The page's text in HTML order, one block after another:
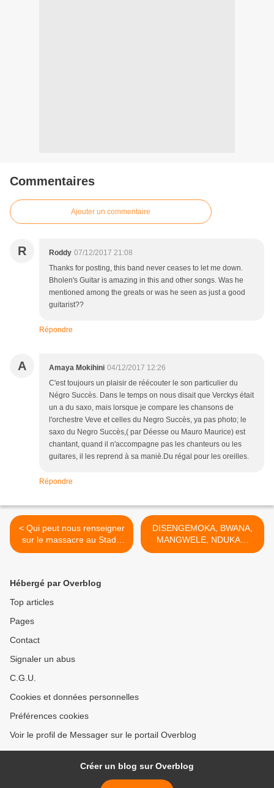
Commentaires
Ajouter un commentaire
R Roddy 07/12/2017 21:08
Thanks for posting, this band never ceases to let me down.
Bholen's Guitar is amazing in this and other songs. Was he
mentioned among the greats or was he seen as just a good
guitarist??
Répondre
A Amaya Mokihini 04/12/2017 12:26
C'est toujours un plaisir de réécouter le son particulier du
Négro Succès. Dans le temps on nous disait que Verckys était
un a du saxo, mais lorsque je compare les chansons de
l'orchestre Veve et celles du Negro Succès, ya pas photo; le
saxo du Negro Succès,( par Déesse ou Mauro Maurice) est
chantant, quand il n'accompagne pas les chanteurs ou les
guitares, il les reprend à sa maniè.Du régal pour les oreilles.
Répondre
< Qui peut nous renseigner
sur le massacre au Stade
de Mbuji-Mayi ?
DISENGEMOKA, BWANA,
MANGWELE, NDUKA…
CES VRAIS CHAMPIONS
Hébergé par Overblog
Top articles
Pages
Contact
Signaler un abus
C.G.U.
Cookies et données personnelles
Préférences cookies
Voir le profil de Messager sur le portail Overblog
Créer un blog sur Overblog